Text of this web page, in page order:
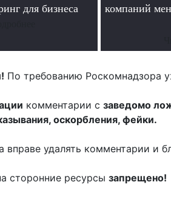
для бизнеса
компаний
По требованию Роскомнадзора
комментарии с заведомо
оскорбления, фейки.
удалять комментарии и
сторонние ресурсы запрещено!